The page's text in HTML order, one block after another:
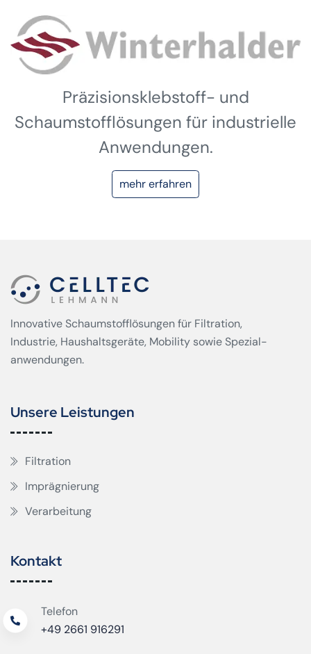
Winterhalder
Präzisionsklebstoff- und
Schaumstofflösungen für industrielle
Anwendungen.
mehr erfahren
Innovative Schaumstofflösungen für Filtration,
Industrie, Haushaltsgeräte, Mobility sowie Spezial­
anwendungen.
Unsere Leistungen
Filtration
Imprägnierung
Verarbeitung
Kontakt
Telefon
+49 2661 916291